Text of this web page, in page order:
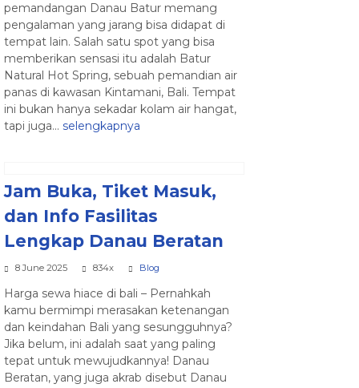
pemandangan Danau Batur memang
pengalaman yang jarang bisa didapat di
tempat lain. Salah satu spot yang bisa
memberikan sensasi itu adalah Batur
Natural Hot Spring, sebuah pemandian air
panas di kawasan Kintamani, Bali. Tempat
ini bukan hanya sekadar kolam air hangat,
tapi juga... selengkapnya
Jam Buka, Tiket Masuk,
dan Info Fasilitas
Lengkap Danau Beratan
8 June 2025 834x Blog
Harga sewa hiace di bali – Pernahkah
kamu bermimpi merasakan ketenangan
dan keindahan Bali yang sesungguhnya?
Jika belum, ini adalah saat yang paling
tepat untuk mewujudkannya! Danau
Beratan, yang juga akrab disebut Danau